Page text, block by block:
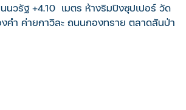
นวรัฐ +4.10  เมตร ห้างริมปิงซุปเปอร์ วัด
คำ ค่ายกาวิละ ถนนกองทราย ตลาดสันป่า